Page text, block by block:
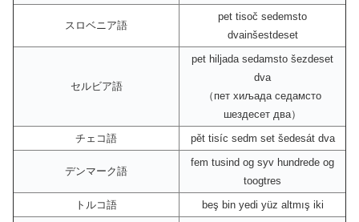
スロベニア語
pet tisoč sedemsto
dvainšestdeset
セルビア語
pet hiljada sedamsto šezdeset
dva
（пет хиљада седамсто
шездесет два）
チェコ語
pět tisíc sedm set šedesát dva
デンマーク語
fem tusind og syv hundrede og
toogtres
トルコ語
beş bin yedi yüz altmış iki